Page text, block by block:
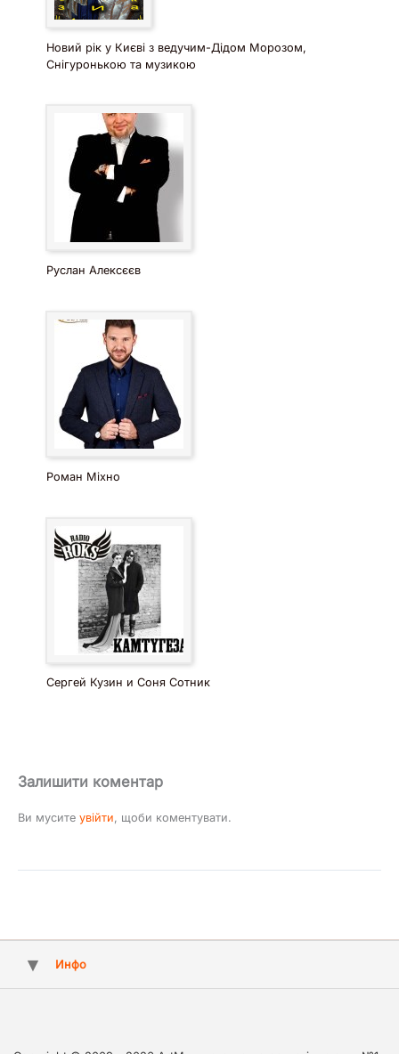
Новий рік у Києві з ведучим-Дідом Морозом,
Снігуронькою та музикою
Руслан Алексєєв
Роман Міхно
Сергей Кузин и Соня Сотник
Залишити коментар
Ви мусите увійти, щоби коментувати.
Инфо